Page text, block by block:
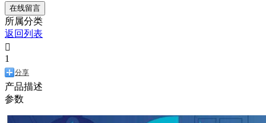
在线留言
所属分类
返回列表

1
分享
产品描述
参数